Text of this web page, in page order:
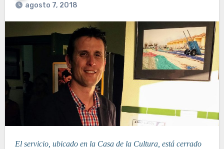
agosto 7, 2018
El servicio, ubicado en la Casa de la Cultura, está cerrado